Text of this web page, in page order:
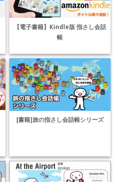
【電子書籍】Kindle版 指さし会話
帳
[書籍]旅の指さし会話帳シリーズ